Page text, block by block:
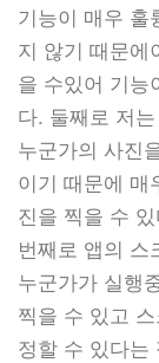
기능이 매우 훌
지 않기 때문에
을 수있어 기능
다. 둘째로 저
누군가의 사진
이기 때문에 매
진을 찍을 수
번째로 앱의
누군가가 실행
찍을 수 있고
정할 수 있다는